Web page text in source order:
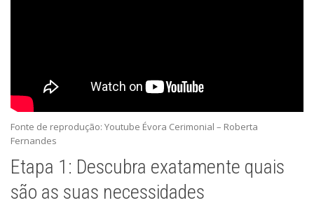
Fonte de reprodução: Youtube Évora Cerimonial – Roberta
Fernandes
Etapa 1: Descubra exatamente quais
são as suas necessidades